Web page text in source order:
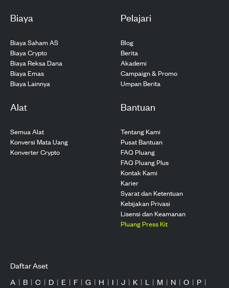
Biaya
Biaya Saham AS
Biaya Crypto
Biaya Reksa Dana
Biaya Emas
Biaya Lainnya
Pelajari
Blog
Berita
Akademi
Campaign & Promo
Umpan Berita
Alat
Semua Alat
Konversi Mata Uang
Konverter Crypto
Bantuan
Tentang Kami
Pusat Bantuan
FAQ Pluang
FAQ Pluang Plus
Kontak Kami
Karier
Syarat dan Ketentuan
Kebijakan Privasi
Lisensi dan Keamanan
Pluang Press Kit
Daftar Aset
A | B | C | D | E | F | G | H | I | J | K | L | M | N | O | P |